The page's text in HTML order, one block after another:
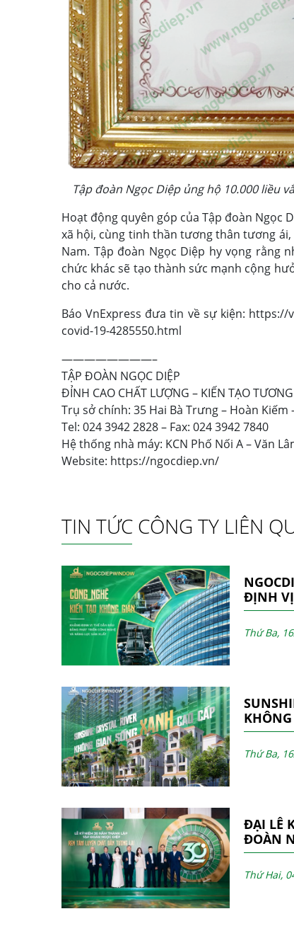
Tập đoàn Ngọc Diệp ủng hộ 10.000 liều
Hoạt động quyên góp của Tập đoàn Ngọc
xã hội, cùng tinh thần tương thân tương
Nam. Tập đoàn Ngọc Diệp hy vọng rằng
chức khác sẽ tạo thành sức mạnh cộng
cho cả nước.
Báo VnExpress đưa tin về sự kiện: https://
covid-19-4285550.html
————————–
TẬP ĐOÀN NGỌC DIỆP
ĐỈNH CAO CHẤT LƯỢNG – KIẾN TẠO
Trụ sở chính: 35 Hai Bà Trưng – Hoàn Kiếm
Tel: 024 3942 2828 – Fax: 024 3942 7840
Hệ thống nhà máy: KCN Phố Nối A – Văn
Website: https://ngocdiep.vn/
TIN TỨC CÔNG TY LIÊN
ĐỊNH
PHÁT
NĂNG
Thứ Ba,
ĐƯỢC
GIÁ TRỊ
Thứ Ba,
ĐẠI LỄ
ĐOÀN
THÀNH
Thứ Hai,